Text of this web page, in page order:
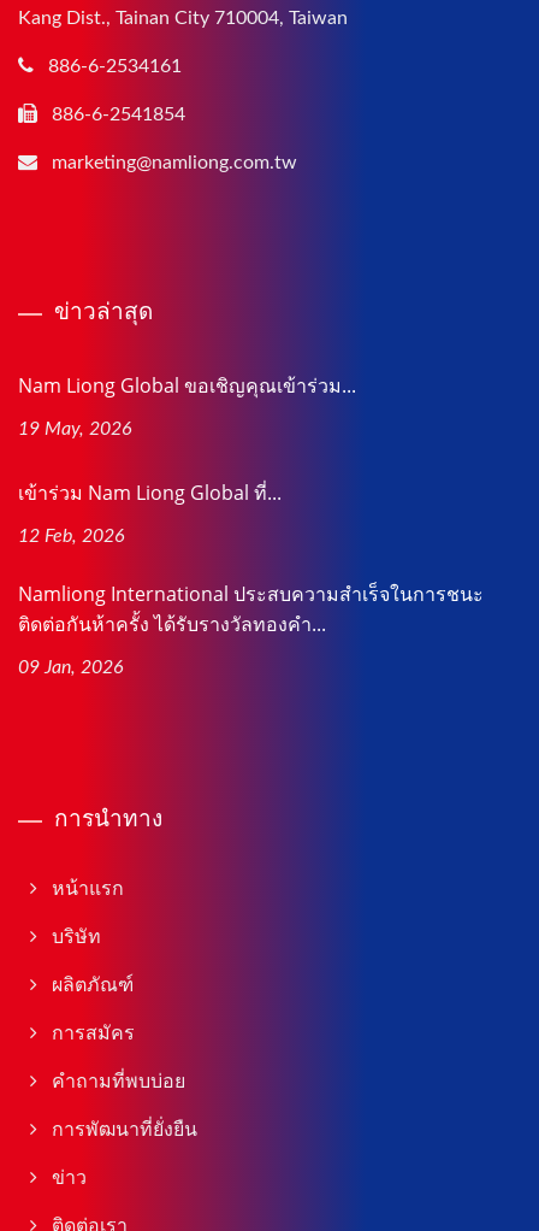
Kang Dist., Tainan City 710004, Taiwan
886-6-2534161
886-6-2541854
marketing@namliong.com.tw
ข่าวล่าสุด
Nam Liong Global ขอเชิญคุณเข้าร่วม...
19 May, 2026
เข้าร่วม Nam Liong Global ที่...
12 Feb, 2026
Namliong International ประสบความสำเร็จในการชนะ
ติดต่อกันห้าครั้ง ได้รับรางวัลทองคำ...
09 Jan, 2026
การนำทาง
หน้าแรก
บริษัท
ผลิตภัณฑ์
การสมัคร
คำถามที่พบบ่อย
การพัฒนาที่ยั่งยืน
ข่าว
ติดต่อเรา